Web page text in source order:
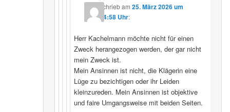
schriebam 25. März 2026 um
14:58 Uhr:
Herr Kachelmann möchte nicht für einen
Zweck herangezogen werden, der gar nicht
mein Zweck ist.
Mein Ansinnen ist nicht, die Klägerin eine
Lüge zu bezichtigen oder ihr Leiden
kleinzureden. Mein Ansinnen ist objektive
und faire Umgangsweise mit beiden Seiten.